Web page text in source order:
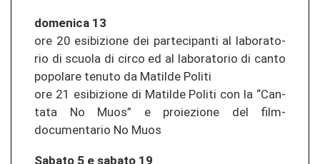
do­me­ni­ca 13
ore 20 esi­bi­zio­ne dei par­te­ci­pan­ti al la­bo­ra­to­
rio di scuo­la di circo ed al la­bo­ra­to­rio di canto
po­po­la­re te­nu­to da Ma­til­de Po­li­ti
ore 21 esi­bi­zio­ne di Ma­til­de Po­li­ti con la “Can­
ta­ta No Muos” e pro­ie­zio­ne del film-​
documentario No Muos
Sa­ba­to 5 e sa­ba­to 19